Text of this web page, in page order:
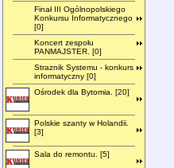
Finał III Ogólnopolskiego
Konkursu Informatycznego
[0]
Koncert zespołu
PANMAJSTER. [0]
Straznik Systemu - konkurs
informatyczny [0]
Ośrodek dla Bytomia. [20]
Polskie szanty w Holandii.
[3]
Sala do remontu. [5]